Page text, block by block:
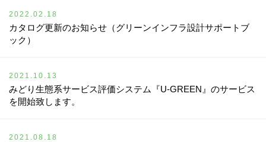
2022.02.18
カタログ更新のお知らせ（グリーンインフラ設計サポートブ
ック）
2021.10.13
みどり生態系サービス評価システム『U-GREEN』のサービス
を開始致します。
2021.08.18